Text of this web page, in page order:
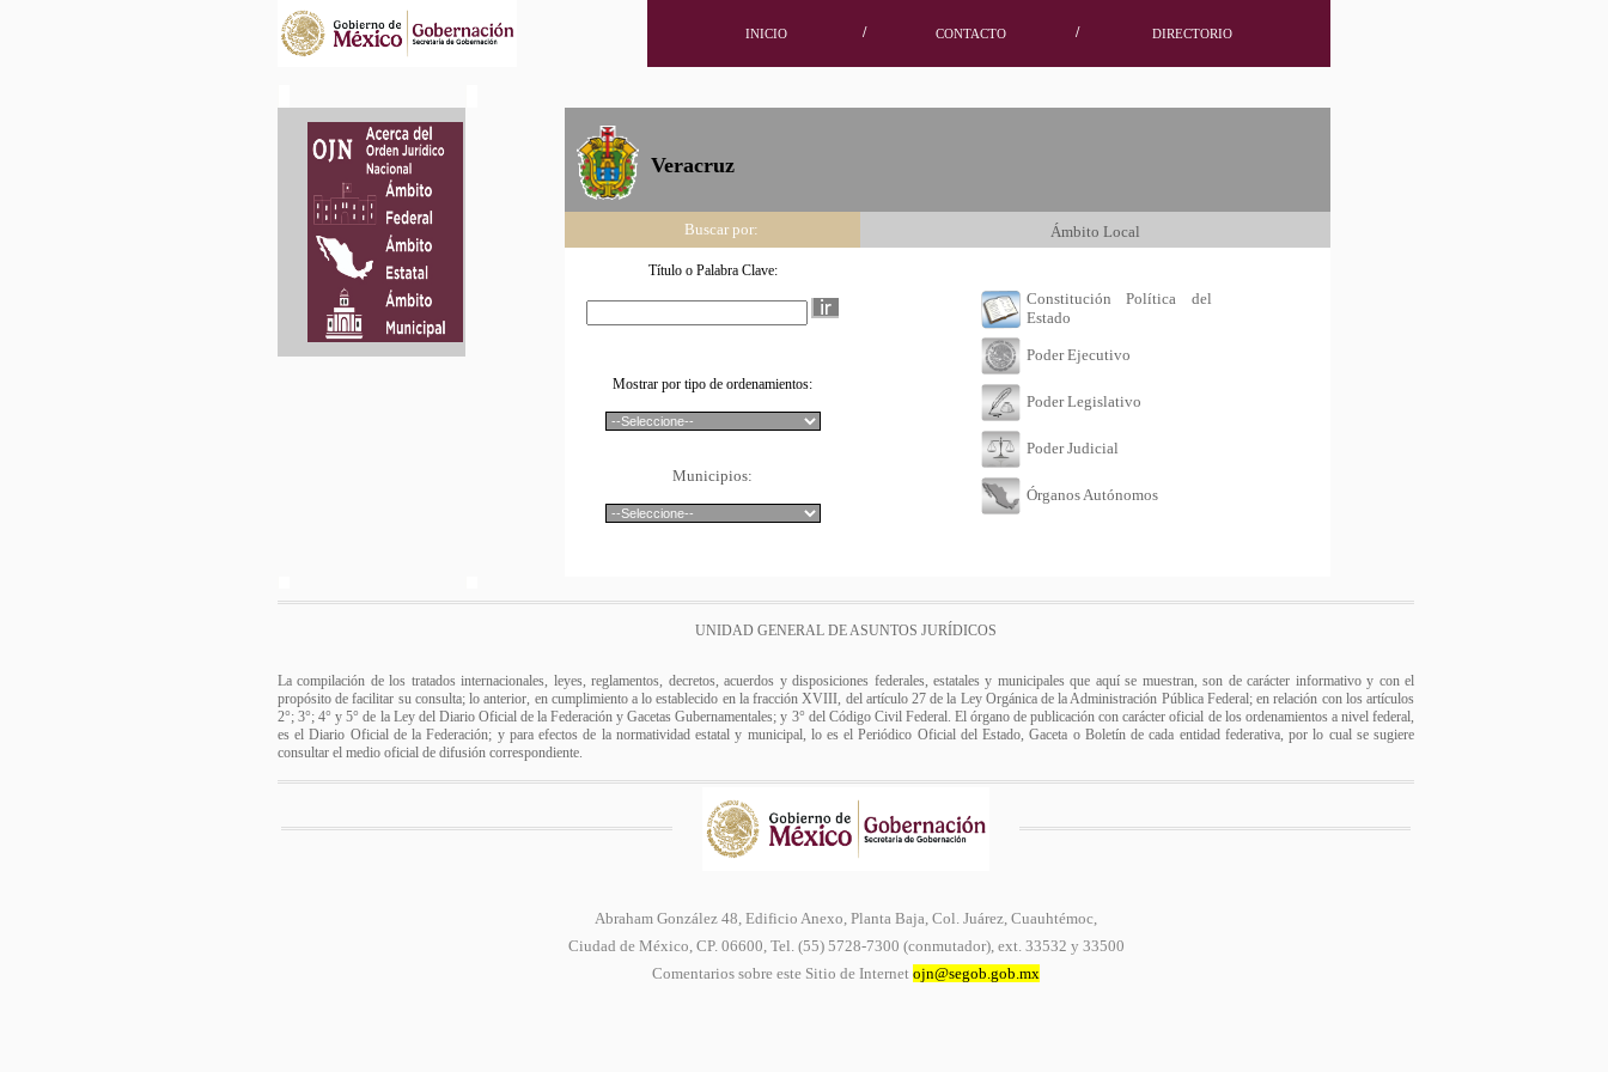
INICIO / CONTACTO / DIRECTORIO
Veracruz
Buscar por: Ámbito Local
Título o Palabra Clave:
Mostrar por tipo de ordenamientos:
Municipios:
Constitución Política del
Estado
Poder Ejecutivo
Poder Legislativo
Poder Judicial
Órganos Autónomos
UNIDAD GENERAL DE ASUNTOS JURÍDICOS
La compilación de los tratados internacionales, leyes, reglamentos, decretos, acuerdos y disposiciones federales, estatales y municipales que aquí se muestran, son de carácter informativo y con el
propósito de facilitar su consulta; lo anterior, en cumplimiento a lo establecido en la fracción XVIII, del artículo 27 de la Ley Orgánica de la Administración Pública Federal; en relación con los artículos
2°; 3°; 4° y 5° de la Ley del Diario Oficial de la Federación y Gacetas Gubernamentales; y 3° del Código Civil Federal. El órgano de publicación con carácter oficial de los ordenamientos a nivel federal,
es el Diario Oficial de la Federación; y para efectos de la normatividad estatal y municipal, lo es el Periódico Oficial del Estado, Gaceta o Boletín de cada entidad federativa, por lo cual se sugiere
consultar el medio oficial de difusión correspondiente.
Abraham González 48, Edificio Anexo, Planta Baja, Col. Juárez, Cuauhtémoc,
Ciudad de México, CP. 06600, Tel. (55) 5728-7300 (conmutador), ext. 33532 y 33500
Comentarios sobre este Sitio de Internet ojn@segob.gob.mx